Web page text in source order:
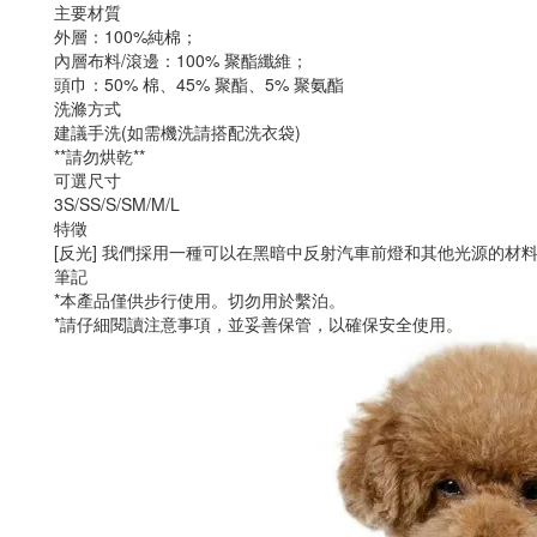
主要材質
外層：100%純棉；
內層布料/滾邊：100% 聚酯纖維；
頭巾：50% 棉、45% 聚酯、5% 聚氨酯
洗滌方式
建議手洗(如需機洗請搭配洗衣袋)
**請勿烘乾**
可選尺寸
3S/SS/S/SM/M/L
特徵
[反光] 我們採用一種可以在黑暗中反射汽車前燈和其他光源的材
筆記
*本產品僅供步行使用。切勿用於繫泊。
*請仔細閱讀注意事項，並妥善保管，以確保安全使用。